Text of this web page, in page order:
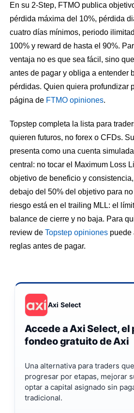
En su 2-Step, FTMO publica
pérdida máxima del 10%, pérdida
cuatro días mínimos, periodo
100% y reward de hasta el 90%.
ventaja no es que sea fácil, sino
antes de pagar y obliga a entender
pérdidas. Quien quiera profundizar
página de FTMO opiniones.
Topstep completa la lista para
quieren futuros, no forex o CFDs.
presenta como una cuenta
central: no tocar el Maximum Loss
objetivo de beneficio y
debajo del 50% del objetivo para no
riesgo está en el trailing MLL: el
balance de cierre y no baja. Para
review de Topstep opiniones puede
reglas antes de pagar.
Axi Select
Accede a Axi Select, el
fondeo gratuito de Axi
Una alternativa para traders
progresar por etapas, mejorar
optar a capital asignado sin
tradicional.